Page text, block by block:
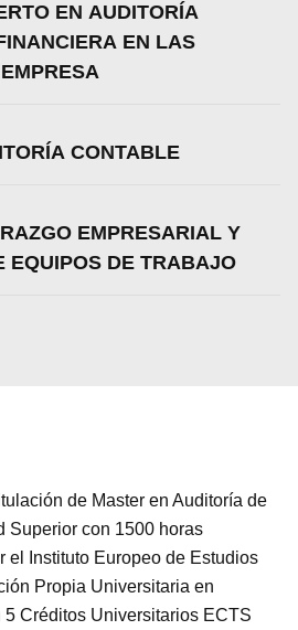
EN AUDITORÍA
EN LAS
CONTABLE
EMPRESARIAL Y
EQUIPOS DE TRABAJO
de Master en Auditoría de
Superior con 1500 horas
el Instituto Europeo de Estudios
Propia Universitaria en
Créditos Universitarios ECTS